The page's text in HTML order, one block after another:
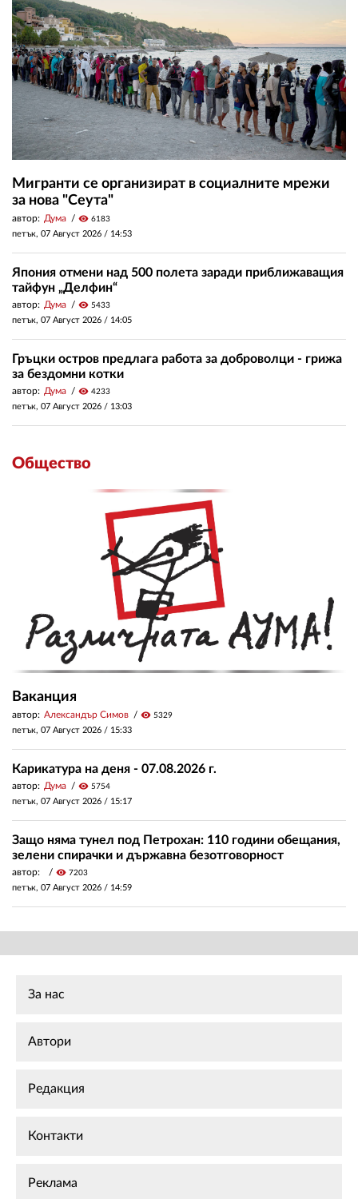
Мигранти се организират в социалните мрежи
за нова "Сеута"
автор: Дума visibility 6183
петък, 07 Август 2026 / 14:53
Япония отмени над 500 полета заради приближаващия
тайфун „Делфин“
автор: Дума visibility 5433
петък, 07 Август 2026 / 14:05
Гръцки остров предлага работа за доброволци - грижа
за бездомни котки
автор: Дума visibility 4233
петък, 07 Август 2026 / 13:03
Общество
Ваканция
автор: Александър Симов visibility 5329
петък, 07 Август 2026 / 15:33
Карикатура на деня - 07.08.2026 г.
автор: Дума visibility 5754
петък, 07 Август 2026 / 15:17
Защо няма тунел под Петрохан: 110 години обещания,
зелени спирачки и държавна безотговорност
автор: visibility 7203
петък, 07 Август 2026 / 14:59
За нас
Автори
Редакция
Контакти
Реклама